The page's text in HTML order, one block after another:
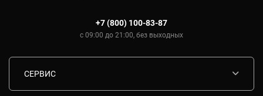
+7 (800) 100-83-87
с 09:00 до 21:00, без выходных
СЕРВИС